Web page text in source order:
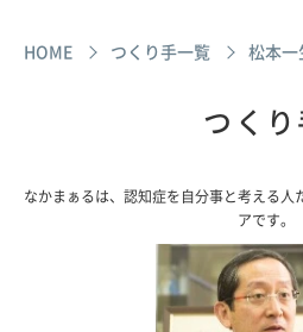
HOME つくり手一覧 松本一
つくり
なかまぁるは、認知症を自分事と考える人
アです。